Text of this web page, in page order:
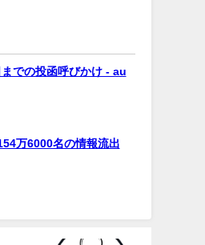
での投函呼びかけ - au
万6000名の情報流出